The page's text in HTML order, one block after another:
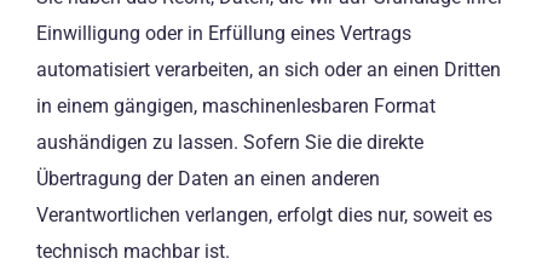
Einwilligung oder in Erfüllung eines Vertrags
automatisiert verarbeiten, an sich oder an einen Dritten
in einem gängigen, maschinenlesbaren Format
aushändigen zu lassen. Sofern Sie die direkte
Übertragung der Daten an einen anderen
Verantwortlichen verlangen, erfolgt dies nur, soweit es
technisch machbar ist.